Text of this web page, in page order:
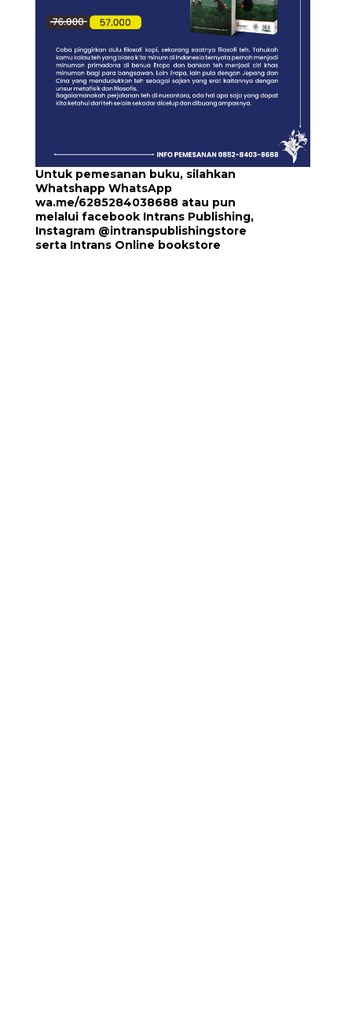
Untuk pemesanan buku, silahkan
Whatshapp WhatsApp
wa.me/6285284038688 atau pun
melalui facebook Intrans Publishing,
Instagram @intranspublishingstore
serta Intrans Online bookstore